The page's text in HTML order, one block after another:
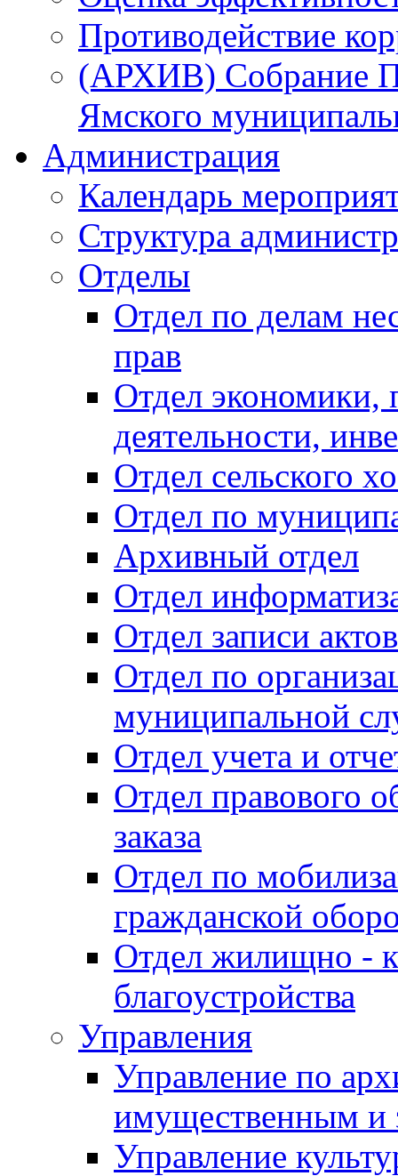
Противодействие
(АРХИВ) Собрание
Ямского
Администрация
Календарь
Структура
Отделы
Отдел по делам
прав
Отдел экономики,
деятельности,
Отдел сельского
Отдел по
Архивный отдел
Отдел
Отдел записи
Отдел по
муниципальной
Отдел учета и
Отдел правового
заказа
Отдел по
гражданской
Отдел жилищно -
благоустройства
Управления
Управление по
имущественным и
Управление